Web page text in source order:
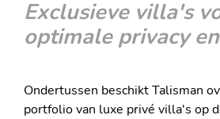
Exclusieve villa's
optimale privacy
Ondertussen beschikt Talisman
portfolio van luxe privé villa's op